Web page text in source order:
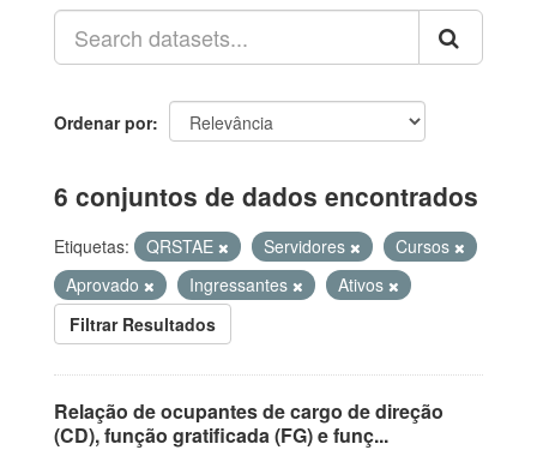
Ordenar por
6 conjuntos de dados encontrados
Etiquetas: QRSTAE Servidores
Cursos
Aprovado
Ingressantes
Ativos
Filtrar Resultados
Relação de ocupantes de cargo de direção
(CD), função gratificada (FG) e funç...